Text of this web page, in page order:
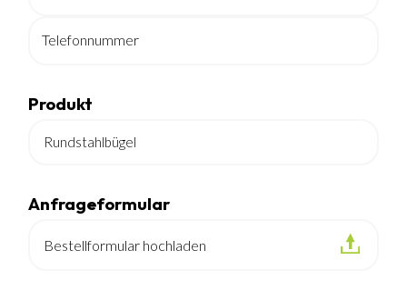
Telefonnummer
Produkt
Anfrageformular
Bestellformular hochladen